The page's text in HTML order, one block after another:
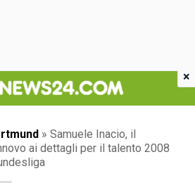
» Samuele Inacio, il
ai dettagli per il talento 2008
×